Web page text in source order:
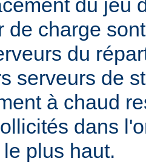
du jeu
de charge
du
serveurs de
à chaud
dans
plus haut.